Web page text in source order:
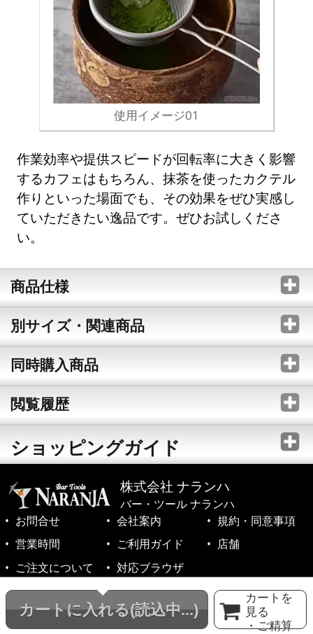
カートに入れる(読込中...)
カートを
見る
・ご精算
使用イメージ01
作業効率や提供スピードが回転率に大きく影響
するカフェはもちろん、抹茶を使ったカクテル
作りといった場面でも、その効果をぜひ実感し
ていただきたい逸品です。ぜひお試しくださ
い。
商品仕様
別サイズ・関連商品
同時購入商品
閲覧履歴
ショッピングガイド
株式会社 ナランハ
バー・ツール ナランハ
お問合せ
会社案内
規約・同意事項
営業時間
ご利用ガイド
店舗
ご注文について
対応ブラウザ
©1999-2026 NARANJA Inc. All Rights Reserved.